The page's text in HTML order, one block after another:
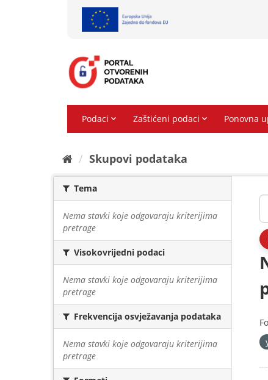
Skupovi podаtаkа
Tema
Nema stavki koje odgovaraju kriterijima
pretrage
Visokovrijedni podaci
Nema stavki koje odgovaraju kriterijima
pretrage
Frekvencija osvježavanja podataka
Nema stavki koje odgovaraju kriterijima
pretrage